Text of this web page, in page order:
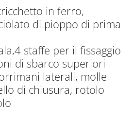
in ferro,
di pioppo di prima
staffe per il fissaggio
di sbarco superiori
laterali, molle
di chiusura, rotolo